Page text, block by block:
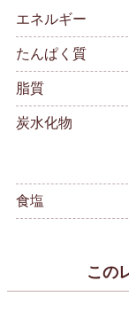
エネルギー
たんぱく質
脂質
炭水化物
食塩
この